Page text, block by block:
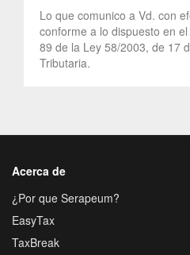
Lo que comunico a Vd. con
conforme a lo dispuesto en
89 de la Ley 58/2003, de 17
Tributaria.
Acerca de
¿Por que Serapeum?
EasyTax
TaxBreak